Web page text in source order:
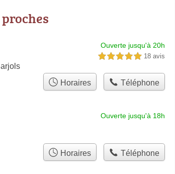
Ouverte jusqu'à 20h
5,0 étoiles sur 5 18 avis
Horaires Téléphone
Ouverte jusqu'à 18h
Horaires Téléphone